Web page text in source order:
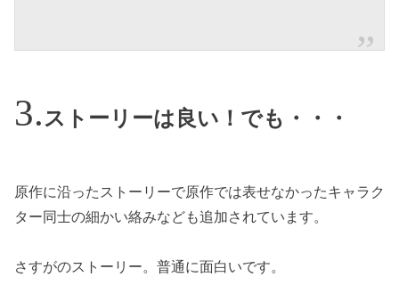
ストーリーは良い！でも・・・
原作に沿ったストーリーで原作では表せなかったキャラク
ター同士の細かい絡みなども追加されています。
さすがのストーリー。普通に面白いです。